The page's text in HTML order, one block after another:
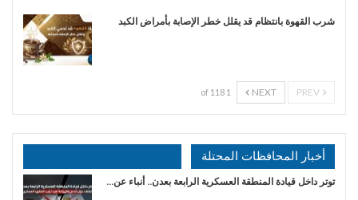
شرب القهوة بانتظام قد يقلل خطر الإصابة بأمراض الكبد
NEXT
1 of 118
أخبار المحافظات المحتلة
توتر داخل قيادة المنطقة العسكرية الرابعة بعدن.. أنباء عن…